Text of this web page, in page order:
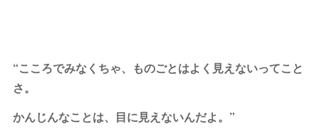
“こころでみなくちゃ、ものごとはよく見えないってこと
さ。
かんじんなことは、目に見えないんだよ。”